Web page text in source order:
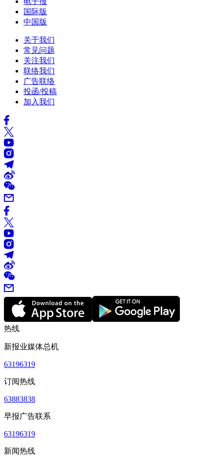
国际版
中国版
关于我们
常见问题
关注我们
联络我们
广告联络
投函/投稿
加入我们
热线
新报业媒体总机
63196319
订阅热线
63883838
早报广告联系
63196319
新闻热线